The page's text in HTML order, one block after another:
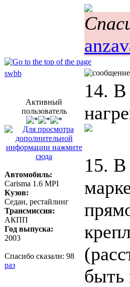
swbb
Активный
пользователь
Автомобиль:
Carisma 1.6 MPI
Кузов:
Седан, рестайлинг
Трансмиссия:
АКПП
Год выпуска:
2003
Спасибо сказали: 98
раз
14. В
15. В